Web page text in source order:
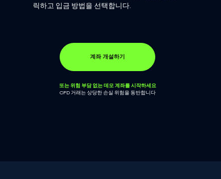
릭하고 입금 방법을 선택합니다.
계좌 개설하기
또는 위험 부담 없는 데모 계좌를 시작하세요
CFD 거래는 상당한 손실 위험을 동반합니다